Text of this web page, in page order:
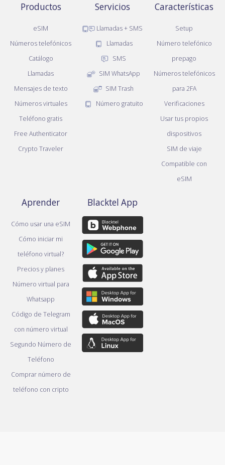
Productos
eSIM
Números telefónicos
Catálogo
Llamadas
Mensajes de texto
Números virtuales
Teléfono gratis
Free Authenticator
Crypto Traveler
Servicios
Llamadas + SMS
Llamadas
SMS
SIM WhatsApp
SIM Trash
Número gratuito
Características
Setup
Número telefónico
prepago
Números telefónicos
para 2FA
Verificaciones
Usar tus propios
dispositivos
SIM de viaje
Compatible con
eSIM
Aprender
Cómo usar una eSIM
Cómo iniciar mi
teléfono virtual?
Precios y planes
Número virtual para
Whatsapp
Código de Telegram
con número virtual
Segundo Número de
Teléfono
Comprar número de
teléfono con cripto
Blacktel App